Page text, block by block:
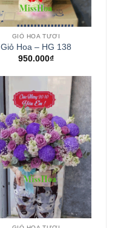
GIỎ HOA TƯƠI
Giỏ Hoa – HG 138
950.000₫